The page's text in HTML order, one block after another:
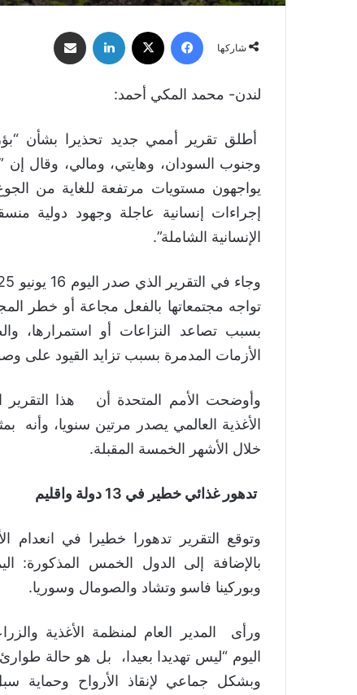
شاركها
لندن- محمد المكي أحمد:
أطلق تقرير أممي جديد تحذيرا بشأن
وجنوب السودان، وهايتي، ومالي، وقال
يواجهون مستويات مرتفعة للغاية من
إجراءات إنسانية عاجلة وجهود دولية
الإنسانية الشاملة”.
تواجه مجتمعاتها بالفعل مجاعة أو خطر
بسبب تصاعد النزاعات أو استمرارها،
الأزمات المدمرة بسبب تزايد القيود على
وأوضحت الأمم المتحدة أن هذا التقرير
الأغذية العالمي يصدر مرتين سنويا، وأنه
خلال الأشهر الخمسة المقبلة.
تدهور غذائي خطير في 13 دولة واقليم
بالإضافة إلى الدول الخمس المذكورة:
وبوركينا فاسو وتشاد والصومال وسوريا.
ورأى المدير العام لمنظمة الأغذية
اليوم “ليس تهديدا بعيدا، بل هو حالة
وبشكل جماعي لإنقاذ الأرواح وحماية